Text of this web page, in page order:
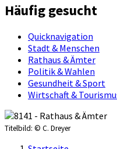
Häufig gesucht
Quicknavigation
Stadt & Menschen
Rathaus & Ämter
Politik & Wahlen
Gesundheit & Sport
Wirtschaft &
Titelbild: © C. Dreyer